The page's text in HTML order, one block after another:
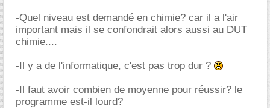
-Quel niveau est demandé en chimie? car il a l'air
important mais il se confondrait alors aussi au DUT
chimie....
-Il y a de l'informatique, c'est pas trop dur ?
-Il faut avoir combien de moyenne pour réussir? le
programme est-il lourd?